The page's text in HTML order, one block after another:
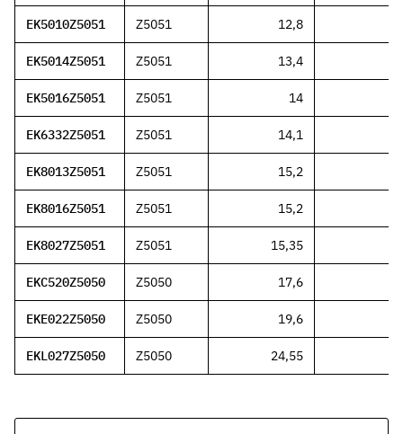
EK5010Z5051 Z5051 12,8
EK5014Z5051 Z5051 13,4
EK5016Z5051 Z5051 14
EK6332Z5051 Z5051 14,1
EK8013Z5051 Z5051 15,2
EK8016Z5051 Z5051 15,2
EK8027Z5051 Z5051 15,35
EKC520Z5050 Z5050 17,6
EKE022Z5050 Z5050 19,6
EKL027Z5050 Z5050 24,55